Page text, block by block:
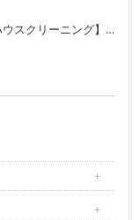
【花見川区 介護中 ハウスクリーニング】介護で忙しいあなたへ。初回半額キャンペーンで水回りのプロ清掃を体験しませんか？